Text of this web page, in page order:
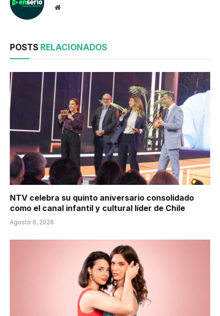
Website
POSTS RELACIONADOS
NTV celebra su quinto aniversario consolidado
como el canal infantil y cultural líder de Chile
Agosto 6, 2026